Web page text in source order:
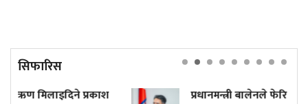
सिफारिस
प्रधानमन्त्री बालेनले फेरि 'देर' नगरून्!